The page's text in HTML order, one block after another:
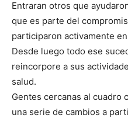
Entraran otros que
que es parte del
participaron activamente
Desde luego todo ese
reincorpore a sus
salud.
Gentes cercanas al cuadro
una serie de cambios a